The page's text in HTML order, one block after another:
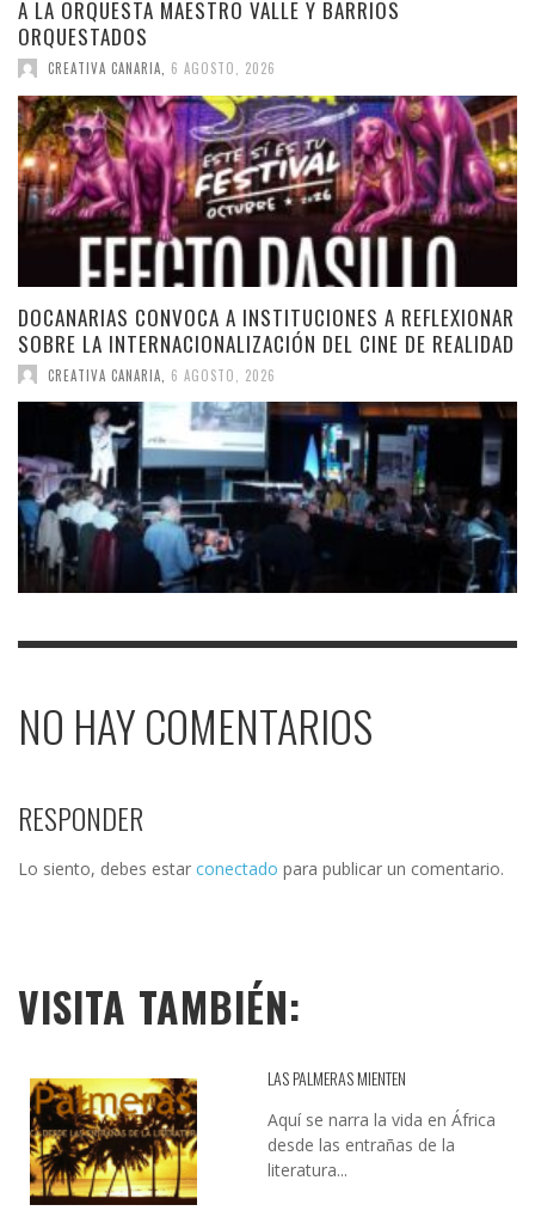
A LA ORQUESTA MAESTRO VALLE Y BARRIOS
ORQUESTADOS
CREATIVA CANARIA 6 AGOSTO, 2026
DOCANARIAS CONVOCA A INSTITUCIONES A REFLEXIONAR
SOBRE LA INTERNACIONALIZACIÓN DEL CINE DE REALIDAD
CREATIVA CANARIA 6 AGOSTO, 2026
NO HAY COMENTARIOS
RESPONDER
Lo siento, debes estar conectado para publicar un comentario.
VISITA TAMBIÉN:
LAS PALMERAS MIENTEN
Aquí se narra la vida en África
desde las entrañas de la
literatura...